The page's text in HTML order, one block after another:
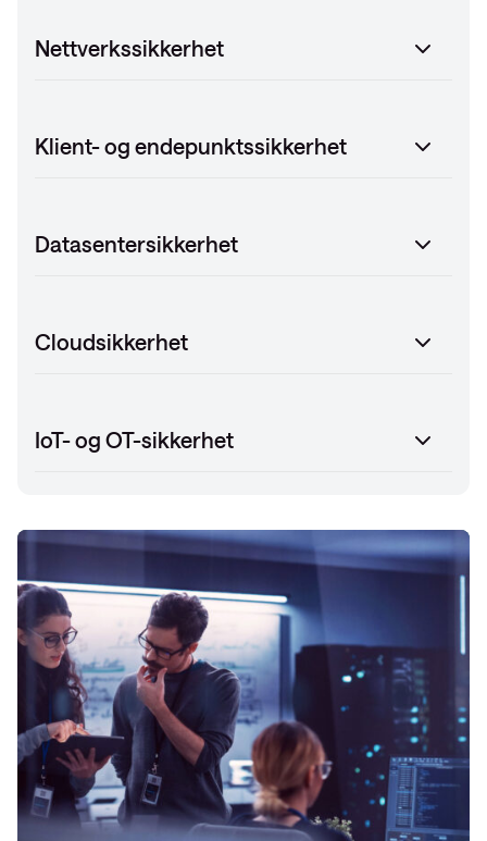
Nettverkssikkerhet
Klient- og endepunktssikkerhet
Datasentersikkerhet
Cloudsikkerhet
IoT- og OT-sikkerhet